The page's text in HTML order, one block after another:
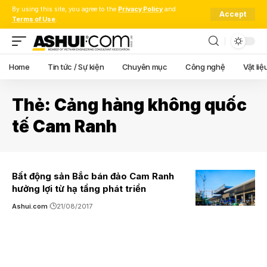
By using this site, you agree to the Privacy Policy and
Terms of Use.
Accept
Home Tin tức / Sự kiện Chuyên mục Công nghệ Vật
Thẻ: Cảng hàng không quốc
tế Cam Ranh
Bất động sản Bắc bán đảo Cam Ranh
hưởng lợi từ hạ tầng phát triển
Ashui.com 21/08/2017